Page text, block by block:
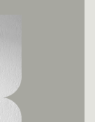
de Chile
TROQUEL